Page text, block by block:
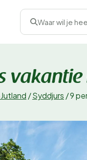
Waar wil je
/Syddjurs /9